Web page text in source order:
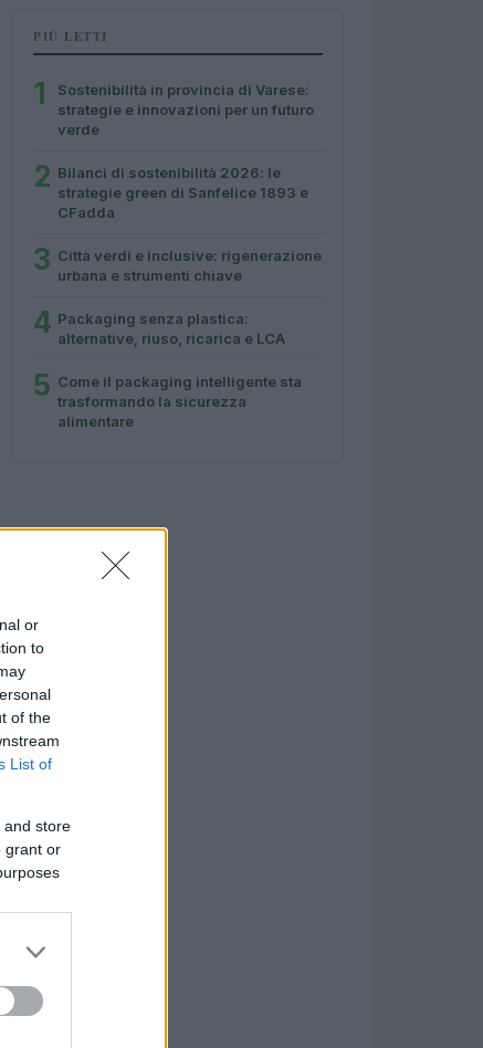
or
to
of the
List of
and store
grant or
PIÙ LETTI
1
Sostenibilità in provincia di Varese:
strategie e innovazioni per un futuro
verde
2 Bilanci di sostenibilità 2026: le
strategie green di Sanfelice 1893 e
CFadda
3 Città verdi e inclusive: rigenerazione
urbana e strumenti chiave
4 Packaging senza plastica:
alternative, riuso, ricarica e LCA
5 Come il packaging intelligente sta
trasformando la sicurezza
alimentare